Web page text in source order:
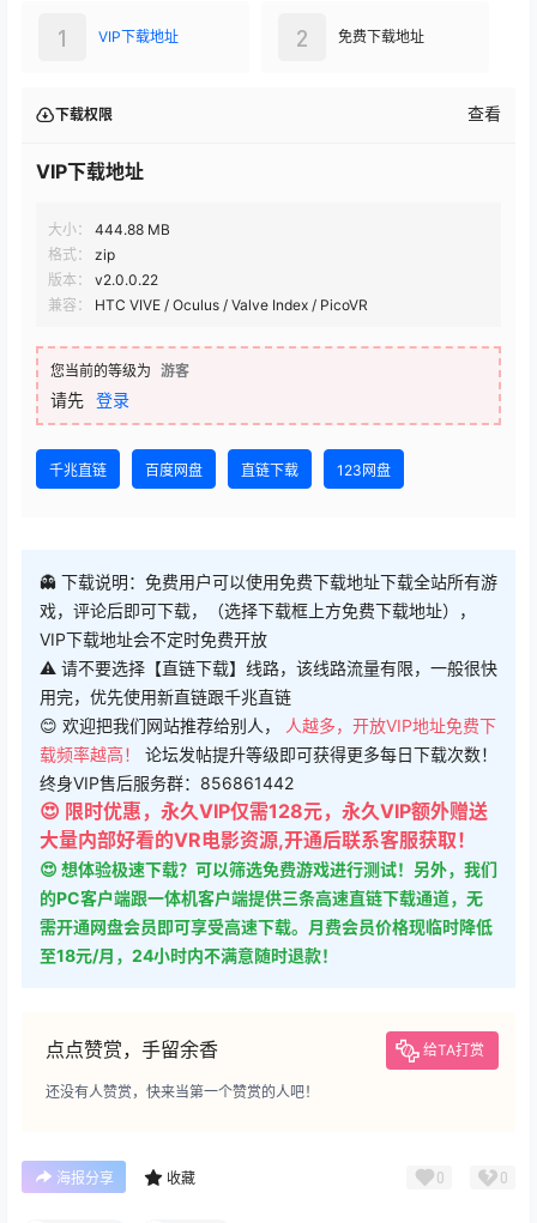
VIP下载地址
1 免费下载地址
2
下载权限 查看
VIP下载地址
大小：
444.88 MB
格式：
zip
版本：
v2.0.0.22
兼容：
HTC VIVE / Oculus / Valve Index / PicoVR
您当前的等级为 游客
请先 登录
千兆直链 百度网盘 直链下载 123网盘
👻 下载说明：免费用户可以使用免费下载地址下载全站所有游
戏，评论后即可下载，（选择下载框上方免费下载地址），
VIP下载地址会不定时免费开放
⚠ 请不要选择【直链下载】线路，该线路流量有限，一般很快
用完，优先使用新直链跟千兆直链
😊 欢迎把我们网站推荐给别人，
人越多，开放VIP地址免费下
载频率越高！ 论坛发帖提升等级即可获得更多每日下载次数！
终身VIP售后服务群：856861442
😍 限时优惠，永久VIP仅需128元，永久VIP额外赠送
大量内部好看的VR电影资源,开通后联系客服获取！
😍 想体验极速下载？可以筛选免费游戏进行测试！另外，我们
的PC客户端跟一体机客户端提供三条高速直链下载通道，无
需开通网盘会员即可享受高速下载。月费会员价格现临时降低
至18元/月，24小时内不满意随时退款！
点点赞赏，手留余香 给TA打赏
还没有人赞赏，快来当第一个赞赏的人吧！
海报分享 收藏 0 0